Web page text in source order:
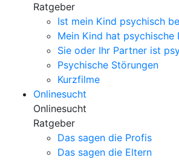
Ratgeber
Ist mein Kind psychisch
Mein Kind hat psychische
Sie oder Ihr Partner ist
Psychische Störungen
Kurzfilme
Onlinesucht
Onlinesucht
Ratgeber
Das sagen die Profis
Das sagen die Eltern